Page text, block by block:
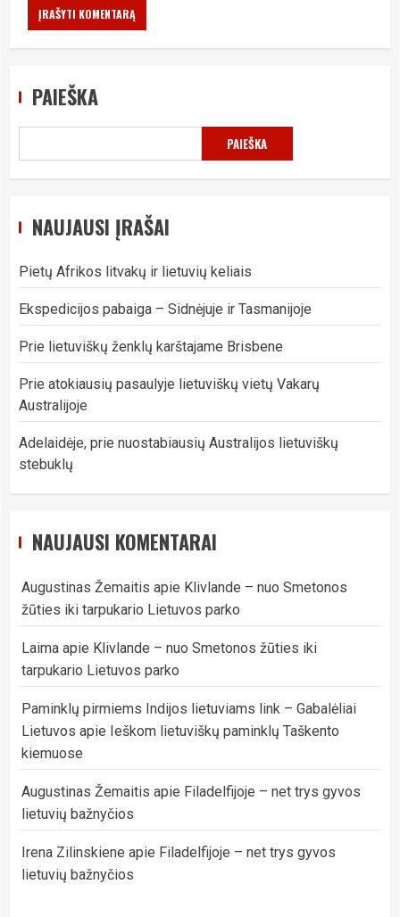
PAIEŠKA
PAIEŠKA
NAUJAUSI ĮRAŠAI
Pietų Afrikos litvakų ir lietuvių keliais
Ekspedicijos pabaiga – Sidnėjuje ir Tasmanijoje
Prie lietuviškų ženklų karštajame Brisbene
Prie atokiausių pasaulyje lietuviškų vietų Vakarų
Australijoje
Adelaidėje, prie nuostabiausių Australijos lietuviškų
stebuklų
NAUJAUSI KOMENTARAI
Augustinas Žemaitis apie Klivlande – nuo Smetonos
žūties iki tarpukario Lietuvos parko
Laima apie Klivlande – nuo Smetonos žūties iki
tarpukario Lietuvos parko
Paminklų pirmiems Indijos lietuviams link – Gabalėliai
Lietuvos apie Ieškom lietuviškų paminklų Taškento
kiemuose
Augustinas Žemaitis apie Filadelfijoje – net trys gyvos
lietuvių bažnyčios
Irena Zilinskiene apie Filadelfijoje – net trys gyvos
lietuvių bažnyčios